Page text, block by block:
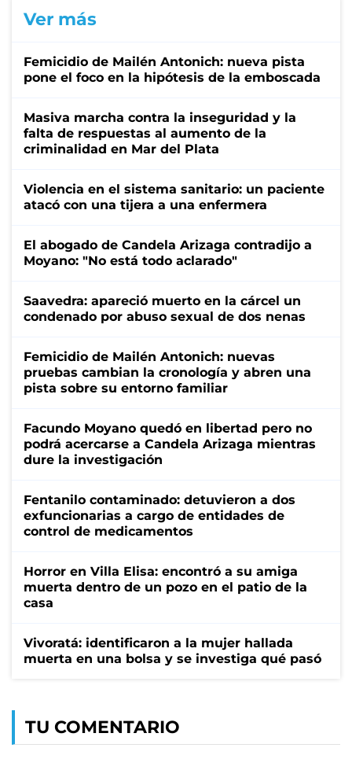
Ver más
Femicidio de Mailén Antonich: nueva pista
pone el foco en la hipótesis de la emboscada
Masiva marcha contra la inseguridad y la
falta de respuestas al aumento de la
criminalidad en Mar del Plata
Violencia en el sistema sanitario: un paciente
atacó con una tijera a una enfermera
El abogado de Candela Arizaga contradijo a
Moyano: "No está todo aclarado"
Saavedra: apareció muerto en la cárcel un
condenado por abuso sexual de dos nenas
Femicidio de Mailén Antonich: nuevas
pruebas cambian la cronología y abren una
pista sobre su entorno familiar
Facundo Moyano quedó en libertad pero no
podrá acercarse a Candela Arizaga mientras
dure la investigación
Fentanilo contaminado: detuvieron a dos
exfuncionarias a cargo de entidades de
control de medicamentos
Horror en Villa Elisa: encontró a su amiga
muerta dentro de un pozo en el patio de la
casa
Vivoratá: identificaron a la mujer hallada
muerta en una bolsa y se investiga qué pasó
TU COMENTARIO